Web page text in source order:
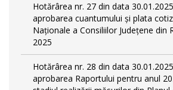
Hotărârea nr. 27 din data
aprobarea cuantumului și plata
Naționale a Consiliilor Județene din
2025
Hotărârea nr. 28 din data
aprobarea Raportului pentru anul